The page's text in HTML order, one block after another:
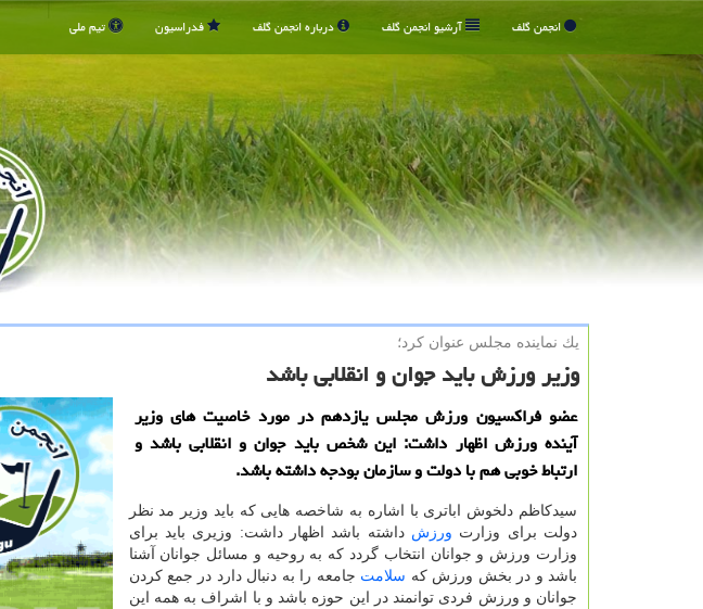
انجمن گلف آرشیو انجمن گلف درباره انجمن گلف فدراسیون تیم ملی
یك نماینده مجلس عنوان كرد؛
وزیر ورزش باید جوان و انقلابی باشد
عضو فراکسیون ورزش مجلس یازدهم در مورد خاصیت های وزیر
آینده ورزش اظهار داشت: این شخص باید جوان و انقلابی باشد و
ارتباط خوبی هم با دولت و سازمان بودجه داشته باشد.
سیدکاظم دلخوش اباتری با اشاره به شاخصه هایی که باید وزیر مد نظر
دولت برای وزارت ورزش داشته باشد اظهار داشت: وزیری باید برای
وزارت ورزش و جوانان انتخاب گردد که به روحیه و مسائل جوانان آشنا
باشد و در بخش ورزش که سلامت جامعه را به دنبال دارد در جمع کردن
جوانان و ورزش فردی توانمند در این حوزه باشد و با اشراف به همه این